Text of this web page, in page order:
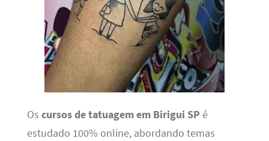
Os cursos de tatuagem em Birigui SP é
estudado 100% online, abordando temas